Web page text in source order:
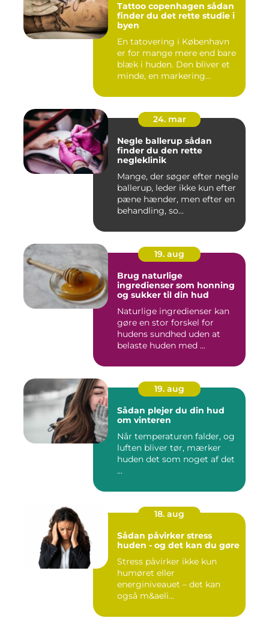
Tattoo copenhagen sådan
finder du det rette studie i
byen
En tatovering i København
er for mange mere end bare
blæk i huden. Den bliver et
minde, en markering...
24. mar
Negle ballerup sådan
finder du den rette
negleklinik
Mange, der søger efter negle
ballerup, leder ikke kun efter
pæne hænder, men efter en
behandling, so...
19. aug
Brug naturlige
ingredienser som honning
og sukker til din hud
Naturlige ingredienser kan
gøre en stor forskel for
hudens sundhed uden at
belaste huden med ...
19. aug
Sådan plejer du din hud
om vinteren
Når temperaturen falder, og
luften bliver tør, mærker
huden det som noget af det
...
18. aug
Sådan påvirker stress
huden - og det kan du gøre
Stress påvirker ikke kun
humøret eller
energiniveauet – det kan
også m&aeli...